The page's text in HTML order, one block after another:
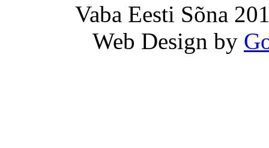
Vaba Eesti Sõna
Web Design by